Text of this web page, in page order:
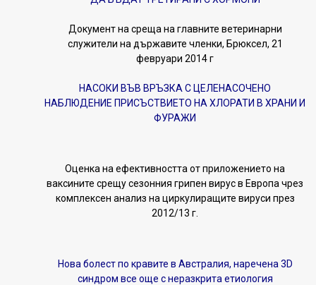
Документ на среща на главните ветеринарни
служители на държавите членки, Брюксел, 21
февруари 2014 г
НАСОКИ ВЪВ ВРЪЗКА С ЦЕЛЕНАСОЧЕНО
НАБЛЮДЕНИЕ ПРИСЪСТВИЕТО НА ХЛОРАТИ В ХРАНИ И
ФУРАЖИ
Оценка на ефективността от приложението на
ваксините срещу сезонния грипен вирус в Европа чрез
комплексен анализ на циркулиращите вируси през
2012/13 г.
Нова болест пo кравите в Австралия, наречена 3D
синдром все още с неразкрита етиология